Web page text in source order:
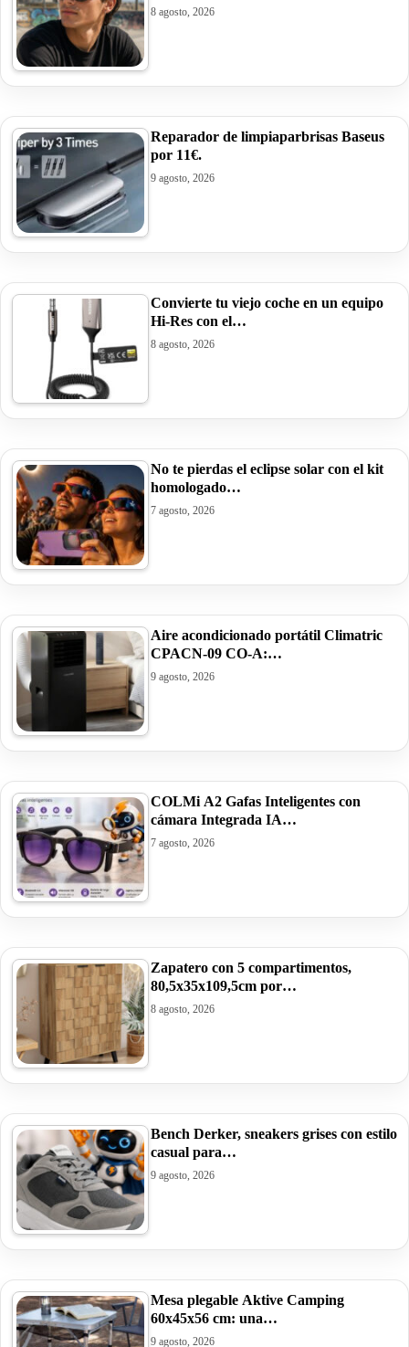
8 agosto, 2026
Reparador de limpiaparbrisas Baseus
por 11€.
9 agosto, 2026
Convierte tu viejo coche en un equipo
Hi-Res con el…
8 agosto, 2026
No te pierdas el eclipse solar con el kit
homologado…
7 agosto, 2026
Aire acondicionado portátil Climatric
CPACN-09 CO-A:…
9 agosto, 2026
COLMi A2 Gafas Inteligentes con
cámara Integrada IA…
7 agosto, 2026
Zapatero con 5 compartimentos,
80,5x35x109,5cm por…
8 agosto, 2026
Bench Derker, sneakers grises con estilo
casual para…
9 agosto, 2026
Mesa plegable Aktive Camping
60x45x56 cm: una…
9 agosto, 2026